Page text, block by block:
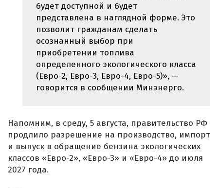
будет доступной и будет
представлена в наглядной форме. Это
позволит гражданам сделать
осознанный выбор при
приобретении топлива
определенного экологического класса
(Евро-2, Евро-3, Евро-4, Евро-5)», —
говорится в сообщении Минэнерго.
Напомним, в среду, 5 августа, правительство РФ
продлило разрешение на производство, импорт
и выпуск в обращение бензина экологических
классов «Евро-2», «Евро-3» и «Евро-4» до июля
2027 года.